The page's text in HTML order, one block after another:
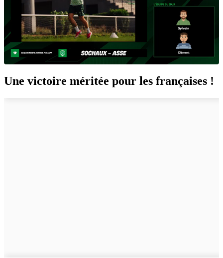
Une victoire méritée pour les françaises !